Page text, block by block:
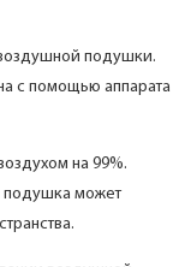
подушки.
с помощью аппарата
на 99%.
подушка может